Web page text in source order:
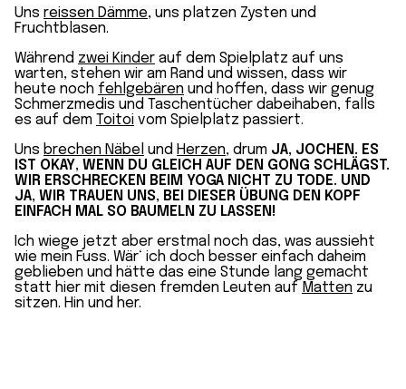
Uns reissen Dämme, uns platzen Zysten und
Fruchtblasen.
Während zwei Kinder auf dem Spielplatz auf uns
warten, stehen wir am Rand und wissen, dass wir
heute noch fehlgebären und hoffen, dass wir genug
Schmerzmedis und Taschentücher dabeihaben, falls
es auf dem Toitoi vom Spielplatz passiert.
Uns brechen Näbel und Herzen, drum JA, JOCHEN. ES
IST OKAY, WENN DU GLEICH AUF DEN GONG SCHLÄGST.
WIR ERSCHRECKEN BEIM YOGA NICHT ZU TODE. UND
JA, WIR TRAUEN UNS, BEI DIESER ÜBUNG DEN KOPF
EINFACH MAL SO BAUMELN ZU LASSEN!
Ich wiege jetzt aber erstmal noch das, was aussieht
wie mein Fuss. Wär‘ ich doch besser einfach daheim
geblieben und hätte das eine Stunde lang gemacht
statt hier mit diesen fremden Leuten auf Matten zu
sitzen. Hin und her.